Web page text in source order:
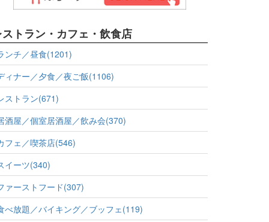
トラン・カフェ・飲食店
ンチ／昼食(1201)
ィナー／夕食／夜ご飯(1106)
ストラン(671)
酒屋／個室居酒屋／飲み会(370)
フェ／喫茶店(546)
イーツ(340)
ァーストフード(307)
べ放題／バイキング／ブッフェ(119)